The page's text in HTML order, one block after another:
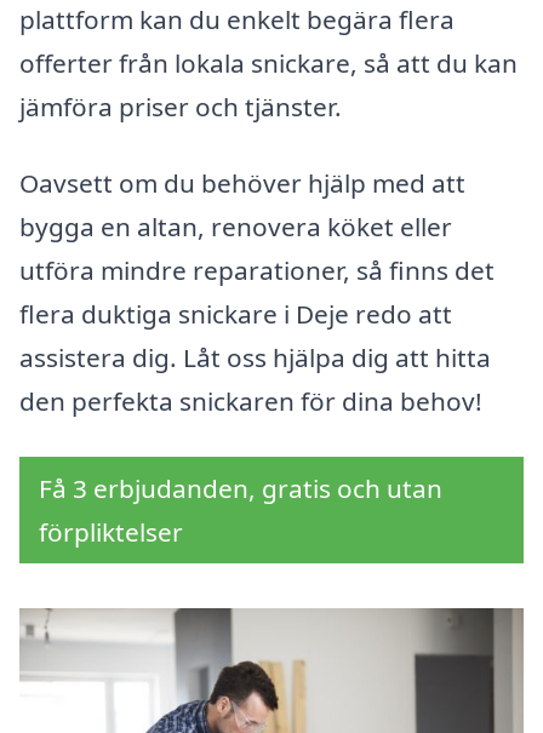
plattform kan du enkelt begära flera
offerter från lokala snickare, så att du kan
jämföra priser och tjänster.
Oavsett om du behöver hjälp med att
bygga en altan, renovera köket eller
utföra mindre reparationer, så finns det
flera duktiga snickare i Deje redo att
assistera dig. Låt oss hjälpa dig att hitta
den perfekta snickaren för dina behov!
Få 3 erbjudanden, gratis och utan
förpliktelser